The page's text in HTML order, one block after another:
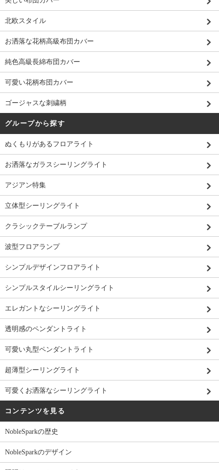
北欧スタイル
お洒落な花柄高級布団カバー
純色高級長綿布団カバー
可愛い花柄布団カバー
ゴージャスな刺繍柄
グループから探す
ぬくもりがあるフロアライト
お洒落なガラスシーリングライト
アジアン特集
立体型シーリングライト
クラシックテーブルランプ
波型フロアランプ
シンプルデザインフロアライト
シンプルスタイルシーリングライト
エレガントなシーリングライト
透明感のペンダントライト
可愛い丸型ペンダントライト
超薄型シーリングライト
可愛くお洒落なシーリングライト
コンテンツを見る
NobleSparkの歴史
NobleSparkのデザイン